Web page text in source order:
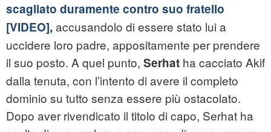
scagliato duramente contro suo fratello
[VIDEO], accusandolo di essere stato lui a
uccidere loro padre, appositamente per prendere
il suo posto. A quel punto, Serhat ha cacciato Akif
dalla tenuta, con l’intento di avere il completo
dominio su tutto senza essere più ostacolato.
Dopo aver rivendicato il titolo di capo, Serhat ha